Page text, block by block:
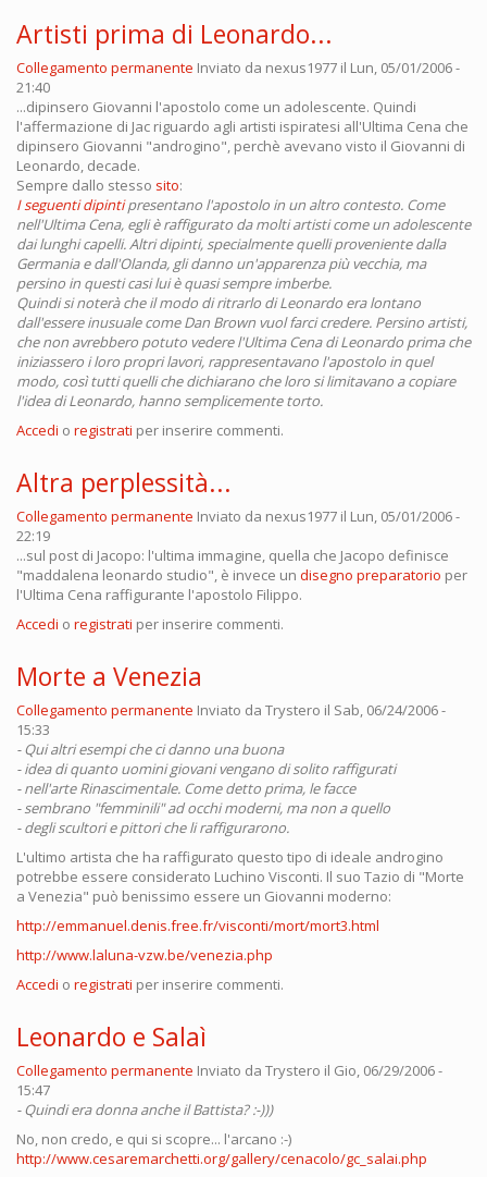
Artisti prima di Leonardo...
Collegamento permanente Inviato da nexus1977 il Lun, 05/01/2006 -
21:40
...dipinsero Giovanni l'apostolo come un adolescente. Quindi
l'affermazione di Jac riguardo agli artisti ispiratesi all'Ultima Cena che
dipinsero Giovanni "androgino", perchè avevano visto il Giovanni di
Leonardo, decade.
Sempre dallo stesso sito:
I seguenti dipintipresentano l'apostolo in un altro contesto. Come
nell'Ultima Cena, egli è raffigurato da molti artisti come un adolescente
dai lunghi capelli. Altri dipinti, specialmente quelli proveniente dalla
Germania e dall'Olanda, gli danno un'apparenza più vecchia, ma
persino in questi casi lui è quasi sempre imberbe.
Quindi si noterà che il modo di ritrarlo di Leonardo era lontano
dall'essere inusuale come Dan Brown vuol farci credere. Persino artisti,
che non avrebbero potuto vedere l'Ultima Cena di Leonardo prima che
iniziassero i loro propri lavori, rappresentavano l'apostolo in quel
modo, così tutti quelli che dichiarano che loro si limitavano a copiare
l'idea di Leonardo, hanno semplicemente torto.
Accedi o registrati per inserire commenti.
Altra perplessità...
Collegamento permanente Inviato da nexus1977 il Lun, 05/01/2006 -
22:19
...sul post di Jacopo: l'ultima immagine, quella che Jacopo definisce
"maddalena leonardo studio", è invece un disegno preparatorio per
l'Ultima Cena raffigurante l'apostolo Filippo.
Accedi o registrati per inserire commenti.
Morte a Venezia
Collegamento permanente Inviato da Trystero il Sab, 06/24/2006 -
15:33
- Qui altri esempi che ci danno una buona
- idea di quanto uomini giovani vengano di solito raffigurati
- nell'arte Rinascimentale. Come detto prima, le facce
- sembrano "femminili" ad occhi moderni, ma non a quello
- degli scultori e pittori che li raffigurarono.
L'ultimo artista che ha raffigurato questo tipo di ideale androgino
potrebbe essere considerato Luchino Visconti. Il suo Tazio di "Morte
a Venezia" può benissimo essere un Giovanni moderno:
http://emmanuel.denis.free.fr/visconti/mort/mort3.html
http://www.laluna-vzw.be/venezia.php
Accedi o registrati per inserire commenti.
Leonardo e Salaì
Collegamento permanente Inviato da Trystero il Gio, 06/29/2006 -
15:47
- Quindi era donna anche il Battista? :-)))
No, non credo, e qui si scopre... l'arcano :-)
http://www.cesaremarchetti.org/gallery/cenacolo/gc_salai.php